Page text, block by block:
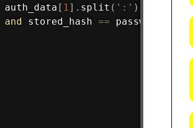
auth_data [ 1] . split ( ':' )
and stored_hash == password_hash: